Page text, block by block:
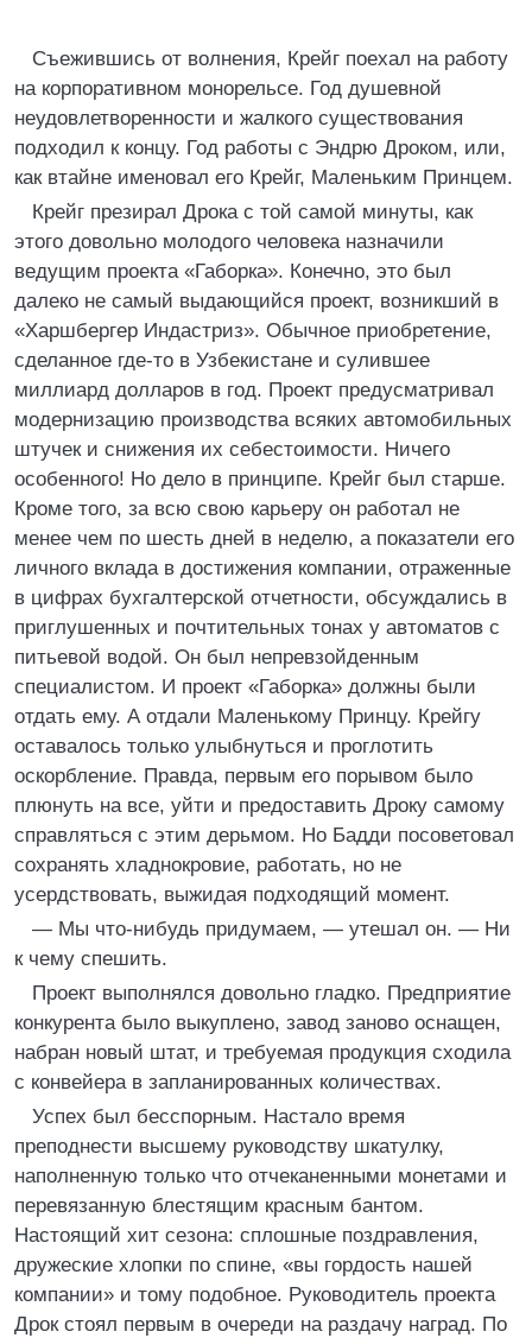
Съежившись от волнения, Крейг поехал на работу
на корпоративном монорельсе. Год душевной
неудовлетворенности и жалкого существования
подходил к концу. Год работы с Эндрю Дроком, или,
как втайне именовал его Крейг, Маленьким Принцем.
Крейг презирал Дрока с той самой минуты, как
этого довольно молодого человека назначили
ведущим проекта «Габорка». Конечно, это был
далеко не самый выдающийся проект, возникший в
«Харшбергер Индастриз». Обычное приобретение,
сделанное где-то в Узбекистане и сулившее
миллиард долларов в год. Проект предусматривал
модернизацию производства всяких автомобильных
штучек и снижения их себестоимости. Ничего
особенного! Но дело в принципе. Крейг был старше.
Кроме того, за всю свою карьеру он работал не
менее чем по шесть дней в неделю, а показатели его
личного вклада в достижения компании, отраженные
в цифрах бухгалтерской отчетности, обсуждались в
приглушенных и почтительных тонах у автоматов с
питьевой водой. Он был непревзойденным
специалистом. И проект «Габорка» должны были
отдать ему. А отдали Маленькому Принцу. Крейгу
оставалось только улыбнуться и проглотить
оскорбление. Правда, первым его порывом было
плюнуть на все, уйти и предоставить Дроку самому
справляться с этим дерьмом. Но Бадди посоветовал
сохранять хладнокровие, работать, но не
усердствовать, выжидая подходящий момент.
— Мы что-нибудь придумаем, — утешал он. — Ни
к чему спешить.
Проект выполнялся довольно гладко. Предприятие
конкурента было выкуплено, завод заново оснащен,
набран новый штат, и требуемая продукция сходила
с конвейера в запланированных количествах.
Успех был бесспорным. Настало время
преподнести высшему руководству шкатулку,
наполненную только что отчеканенными монетами и
перевязанную блестящим красным бантом.
Настоящий хит сезона: сплошные поздравления,
дружеские хлопки по спине, «вы гордость нашей
компании» и тому подобное. Руководитель проекта
Дрок стоял первым в очереди на раздачу наград. По